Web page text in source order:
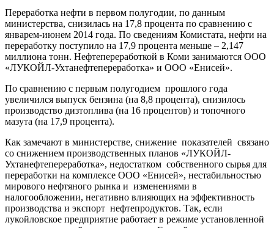
Переработка нефти в первом полугодии, по данным
министерства, снизилась на 17,8 процента по сравнению с
январем-июнем 2014 года. По сведениям Комистата, нефти на
переработку поступило на 17,9 процента меньше – 2,147
миллиона тонн. Нефтепереработкой в Коми занимаются ООО
«ЛУКОЙЛ-Ухтанефтепереработка» и ООО «Енисей».
По сравнению с первым полугодием прошлого года
увеличился выпуск бензина (на 8,8 процента), снизилось
производство дизтоплива (на 16 процентов) и топочного
мазута (на 17,9 процента).
Как замечают в министерстве, снижение показателей связано
со снижением производственных планов «ЛУКОЙЛ-
Ухтанефтепереработка», недостатком собственного сырья для
переработки на комплексе ООО «Енисей», нестабильностью
мирового нефтяного рынка и изменениями в
налогообложении, негативно влияющих на эффективность
производства и экспорт нефтепродуктов. Так, если
лукойловское предприятие работает в режиме установленной